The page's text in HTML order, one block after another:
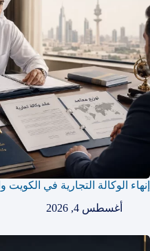
إنهاء الوكالة التجارية في
أغسطس 4, 2026